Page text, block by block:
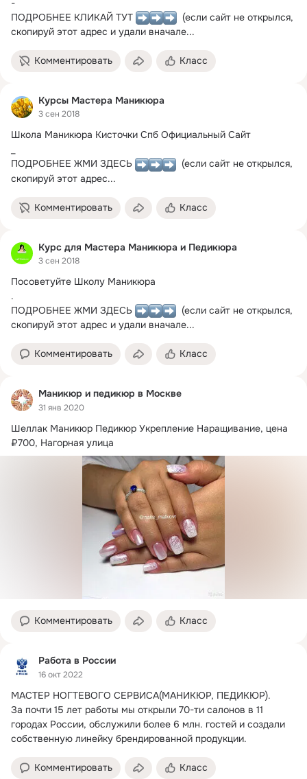
ПОДРОБНЕЕ КЛИКАЙ ТУТ
  (если сайт не открылся,
скопируй этот адрес и удали вначале...
Комментировать Класс
Курсы Мастера Маникюра
3 сен 2018
Школа Маникюра Кисточки Спб Официальный Сайт
ПОДРОБНЕЕ ЖМИ ЗДЕСЬ
  (если сайт не открылся,
скопируй этот адрес...
Комментировать Класс
Курс для Мастера Маникюра и Педикюра
3 сен 2018
Посоветуйте Школу Маникюра
.
ПОДРОБНЕЕ ЖМИ ЗДЕСЬ
  (если сайт не открылся,
скопируй этот адрес и удали вначале...
Комментировать Класс
Маникюр и педикюр в Москве
31 янв 2020
Шеллак Маникюр Педикюр Укрепление Наращивание, цена
Комментировать Класс
Работа в России
16 окт 2022
МАСТЕР НОГТЕВОГО СЕРВИСА(МАНИКЮР, ПЕДИКЮР).
За почти 15 лет работы мы открыли 70-ти салонов в 11
городах России, обслужили более 6 млн. гостей и создали
собственную линейку брендированной продукции.
Комментировать Класс